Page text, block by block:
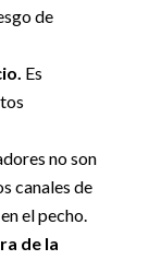
de
Es
no son
canales de
el pecho.
de la